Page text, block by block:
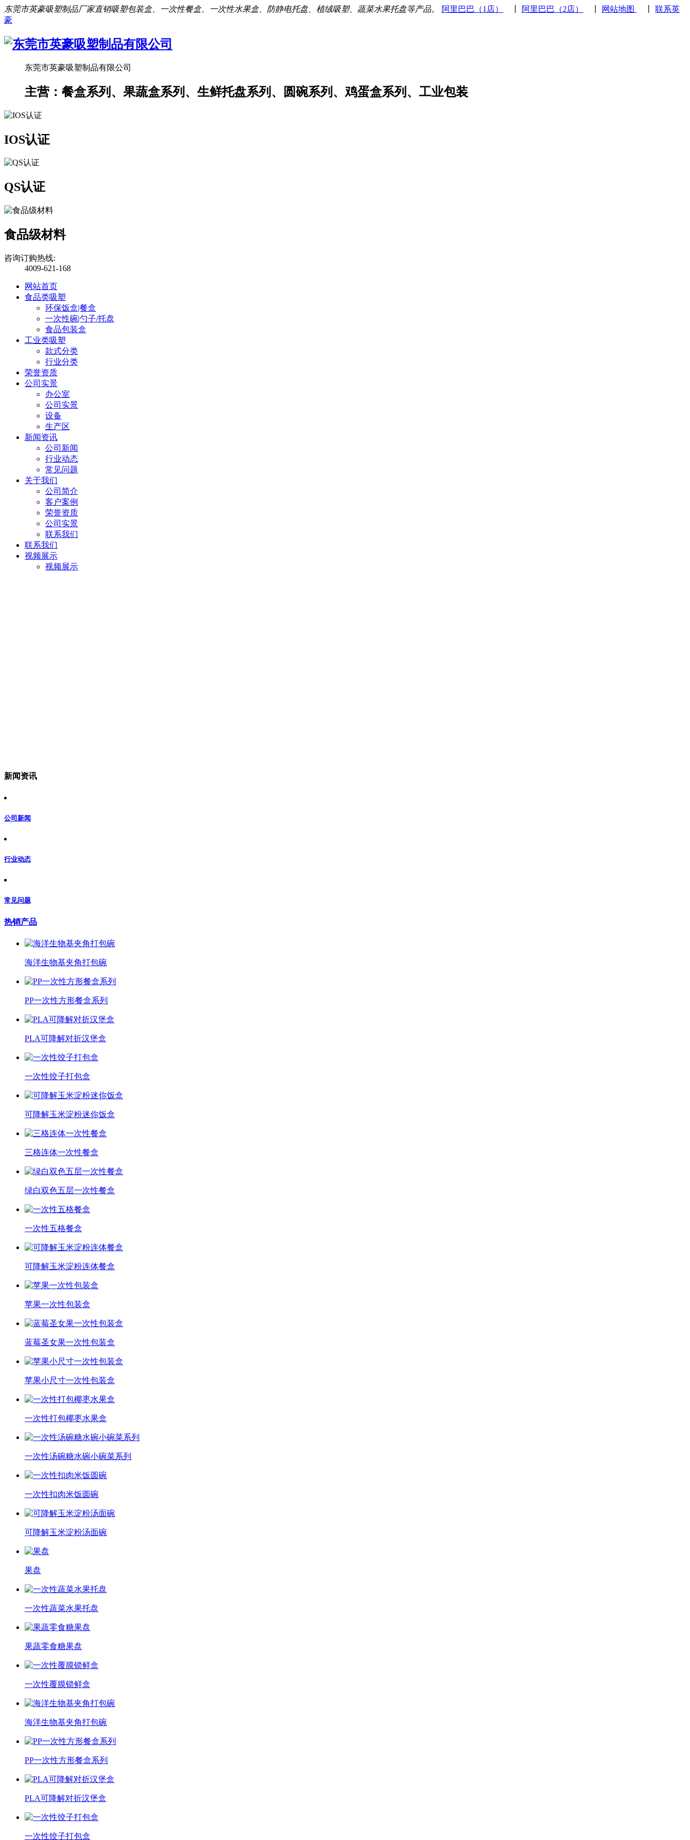
东莞市英豪吸塑制品厂家直销吸塑包装盒、一次性餐盒、一次性水果盒、防静电托盘、植绒吸塑、蔬菜水果托盘等产品。 阿里巴巴（1店） 阿里巴巴（2店） 网站地图
联系英
豪
东莞市英豪吸塑制品有限公司
主营：餐盒系列、果蔬盒系列、生鲜托盘系列、圆碗系列、鸡蛋盒系列、工业包装
IOS认证
QS认证
食品级材料
咨询订购热线:
4009-621-168
网站首页
食品类吸塑
环保饭盒|餐盒
一次性碗|勺子/托盘
食品包装盒
工业类吸塑
款式分类
行业分类
荣誉资质
公司实景
办公室
公司实景
设备
生产区
新闻资讯
公司新闻
行业动态
常见问题
关于我们
公司简介
客户案例
荣誉资质
公司实景
联系我们
联系我们
视频展示
视频展示
新闻资讯
公司新闻
行业动态
常见问题
热销产品
海洋生物基夹角打包碗
PP一次性方形餐盒系列
PLA可降解对折汉堡盒
一次性饺子打包盒
可降解玉米淀粉迷你饭盒
三格连体一次性餐盒
绿白双色五层一次性餐盒
一次性五格餐盒
可降解玉米淀粉连体餐盒
苹果一次性包装盒
蓝莓圣女果一次性包装盒
苹果小尺寸一次性包装盒
一次性打包椰枣水果盒
一次性汤碗糖水碗小碗菜系列
一次性扣肉米饭圆碗
可降解玉米淀粉汤面碗
果盘
一次性蔬菜水果托盘
果蔬零食糖果盘
一次性覆膜锁鲜盒
海洋生物基夹角打包碗
PP一次性方形餐盒系列
PLA可降解对折汉堡盒
一次性饺子打包盒